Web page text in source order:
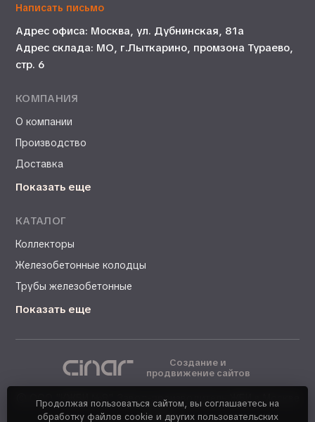
Написать письмо
Адрес офиса: Москва, ул. Дубнинская, 81а
Адрес склада: МО, г.Лыткарино, промзона Тураево,
стр. 6
КОМПАНИЯ
О компании
Производство
Доставка
Показать еще
КАТАЛОГ
Коллекторы
Железобетонные колодцы
Трубы железобетонные
Показать еще
Создание и
продвижение сайтов
ООО "КЖБИ №8". Завод-производитель ЖБИ в Москве
- 2026
Продолжая пользоваться сайтом, вы соглашаетесь на
обработку файлов cookie и других пользовательских